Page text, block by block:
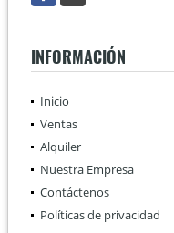
INFORMACIÓN
Inicio
Ventas
Alquiler
Nuestra Empresa
Contáctenos
Políticas de privacidad